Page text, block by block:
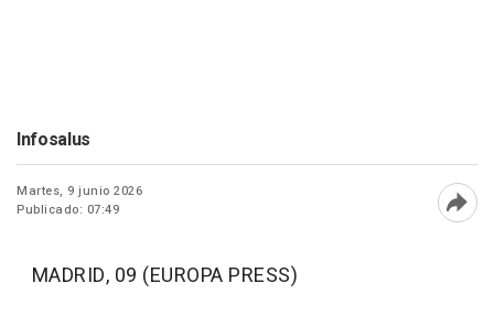
Infosalus
Martes, 9 junio 2026
Publicado: 07:49
MADRID, 09 (EUROPA PRESS)